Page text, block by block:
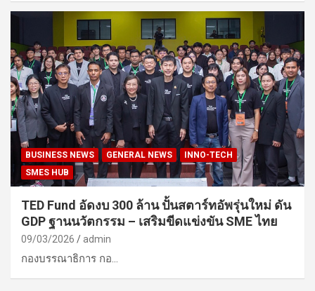
BUSINESS NEWS GENERAL NEWS
INNO-TECH
SMES HUB
TED Fund อัดงบ 300 ล้าน ปั้นสตาร์ทอัพรุ่นใหม่ ดัน
GDP ฐานนวัตกรรม – เสริมขีดแข่งขัน SME ไทย
09/03/2026 admin
กองบรรณาธิการ กอ…